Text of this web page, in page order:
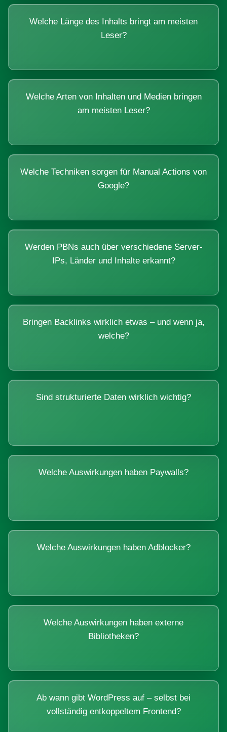
Welche Länge des Inhalts bringt am meisten
Leser?
Welche Arten von Inhalten und Medien bringen
am meisten Leser?
Welche Techniken sorgen für Manual Actions von
Google?
Werden PBNs auch über verschiedene Server-
IPs, Länder und Inhalte erkannt?
Bringen Backlinks wirklich etwas – und wenn ja,
welche?
Sind strukturierte Daten wirklich wichtig?
Welche Auswirkungen haben Paywalls?
Welche Auswirkungen haben Adblocker?
Welche Auswirkungen haben externe
Bibliotheken?
Ab wann gibt WordPress auf – selbst bei
vollständig entkoppeltem Frontend?